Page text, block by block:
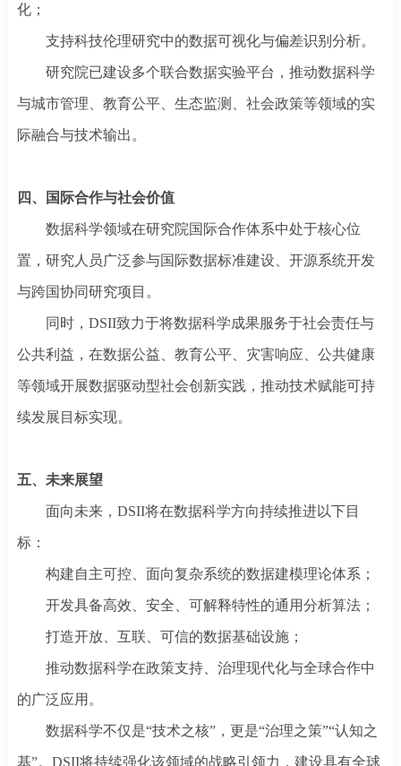
化；
支持科技伦理研究中的数据可视化与偏差识别分析。
研究院已建设多个联合数据实验平台，推动数据科学
与城市管理、教育公平、生态监测、社会政策等领域的实
际融合与技术输出。
四、国际合作与社会价值
数据科学领域在研究院国际合作体系中处于核心位
置，研究人员广泛参与国际数据标准建设、开源系统开发
与跨国协同研究项目。
同时， DSII致力于将数据科学成果服务于社会责任与
公共利益，在数据公益、教育公平、灾害响应、公共健康
等领域开展数据驱动型社会创新实践，推动技术赋能可持
续发展目标实现。
五、未来展望
面向未来， DSII将在数据科学方向持续推进以下目
标：
构建自主可控、面向复杂系统的数据建模理论体系；
开发具备高效、安全、可解释特性的通用分析算法；
打造开放、互联、可信的数据基础设施；
推动数据科学在政策支持、治理现代化与全球合作中
的广泛应用。
数据科学不仅是“技术之核”，更是“治理之策”“认知之
基”。DSII将持续强化该领域的战略引领力，建设具有全球